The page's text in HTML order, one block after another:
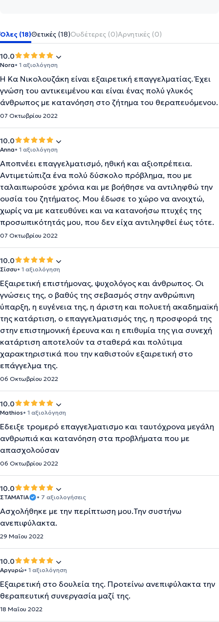
Όλες (18)Θετικές (18)Ουδέτερες (0)Αρνητικές (0)
10.0
Nora• 1 αξιολόγηση
Η Κα Νικολουζάκη είναι εξαιρετική επαγγελματίας. Έχει
γνώση του αντικειμένου και είναι ένας πολύ γλυκός
άνθρωπος με κατανόηση στο ζήτημα του θεραπευόμενου.
07 Οκτωβρίου 2022
10.0
Anna• 1 αξιολόγηση
Αποπνέει επαγγελματισμό, ηθική και αξιοπρέπεια.
Αντιμετώπιζα ένα πολύ δύσκολο πρόβλημα, που με
ταλαιπωρούσε χρόνια και με βοήθησε να αντιληφθώ την
ουσία του ζητήματος. Μου έδωσε το χώρο να ανοιχτώ,
χωρίς να με κατευθύνει και να κατανοήσω πτυχές της
προσωπικότητάς μου, που δεν είχα αντιληφθεί έως τότε.
07 Οκτωβρίου 2022
10.0
Σίσσυ• 1 αξιολόγηση
Εξαιρετική επιστήμονας, ψυχολόγος και άνθρωπος. Οι
γνώσεις της, ο βαθύς της σεβασμός στην ανθρώπινη
ύπαρξη, η ευγένεια της, η άριστη και πολυετή ακαδημαϊκή
της κατάρτιση, ο επαγγελματισμός της, η προσφορά της
στην επιστημονική έρευνα και η επιθυμία της για συνεχή
κατάρτιση αποτελούν τα σταθερά και πολύτιμα
χαρακτηριστικά που την καθιστούν εξαιρετική στο
επάγγελμα της.
06 Οκτωβρίου 2022
10.0
Mathios• 1 αξιολόγηση
Έδειξε τρομερό επαγγελματισμο και ταυτόχρονα μεγάλη
ανθρωπιά και κατανόηση στα προβλήματα που με
απασχολούσαν
06 Οκτωβρίου 2022
10.0
ΣΤΑΜΑΤΙΑ • 7 αξιολογήσεις
Ασχολήθηκε με την περίπτωση μου.Την συστήνω
ανεπιφύλακτα.
29 Μαΐου 2022
10.0
Αργυρώ• 1 αξιολόγηση
Εξαιρετική στο δουλεία της. Προτείνω ανεπιφύλακτα την
θεραπευτική συνεργασία μαζί της.
18 Μαΐου 2022